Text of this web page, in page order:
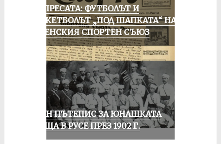
ОТ ПРЕСАТА: ФУТБОЛЪТ И
БАСКЕТБОЛЪТ „ПОД ШАПКАТА“ НА
РУСЕНСКИЯ СПОРТЕН СЪЮЗ
ЕДИН ПЪТЕПИС ЗА ЮНАШКАТА
СРЕЩА В РУСЕ ПРЕЗ 1902 Г.